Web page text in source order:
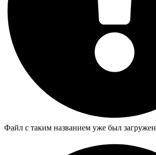
Файл с таким названием уже был загружен